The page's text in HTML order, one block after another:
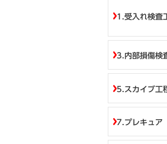
1.受入れ検査
3.内部損傷検
5.スカイブ工
7.プレキュア